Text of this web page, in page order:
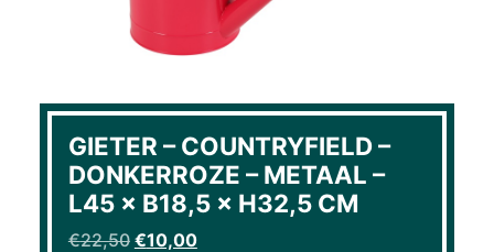
GIETER – COUNTRYFIELD –
DONKERROZE – METAAL –
L45 × B18,5 × H32,5 CM
€22,50 Oorspronkelijke prijs was: €22,50.
€10,00Huidige prijs is: €10,00.